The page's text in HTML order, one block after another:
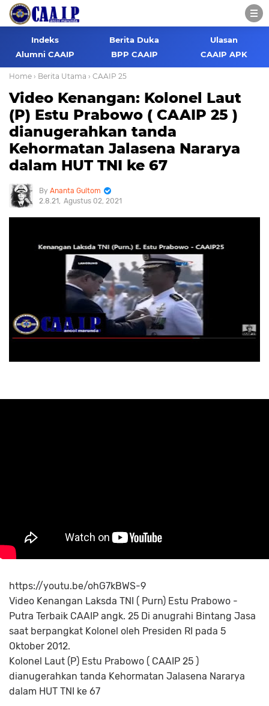
Indeks Berita Duka
Ulasan
Alumni CAAIP
BPP CAAIP CAAIP APK
Home › Berita Utama › CAAIP 25
Video Kenangan: Kolonel Laut
(P) Estu Prabowo ( CAAIP 25 )
dianugerahkan tanda
Kehormatan Jalasena Nararya
dalam HUT TNI ke 67
Ananta Gultom
2.8.21
Agustus 02, 2021
https://youtu.be/ohG7kBWS-9
Video Kenangan Laksda TNI ( Purn) Estu Prabowo -
Putra Terbaik CAAIP angk. 25 Di anugrahi Bintang Jasa
saat berpangkat Kolonel oleh Presiden RI pada 5
Oktober 2012.
Kolonel Laut (P) Estu Prabowo ( CAAIP 25 )
dianugerahkan tanda Kehormatan Jalasena Nararya
dalam HUT TNI ke 67